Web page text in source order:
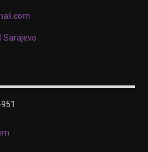
Sarajevo